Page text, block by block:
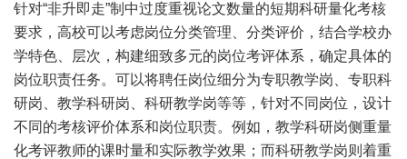
针对“非升即走”制中过度重视论文数量的短期科研量化考核
要求，高校可以考虑岗位分类管理、分类评价，结合学校办
学特色、层次，构建细致多元的岗位考评体系，确定具体的
岗位职责任务。可以将聘任岗位细分为专职教学岗、专职科
研岗、教学科研岗、科研教学岗等等，针对不同岗位，设计
不同的考核评价体系和岗位职责。例如，教学科研岗侧重量
化考评教师的课时量和实际教学效果；而科研教学岗则着重